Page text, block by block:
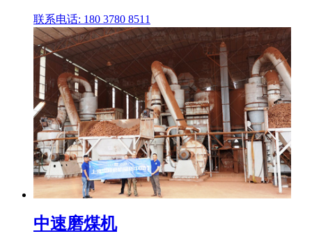
联系电话: 180 3780 8511
中速磨煤机